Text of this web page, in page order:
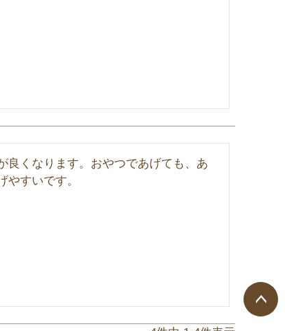
良くなります。おやつであげても、あ
すいです。